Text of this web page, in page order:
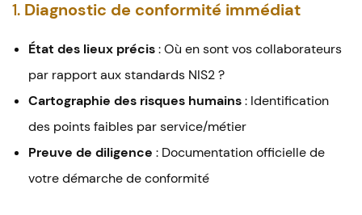
1. Diagnostic de conformité immédiat
État des lieux précis: Où en sont vos collaborateurs
par rapport aux standards NIS2 ?
Cartographie des risques humains: Identification
des points faibles par service/métier
Preuve de diligence : Documentation officielle de
votre démarche de conformité